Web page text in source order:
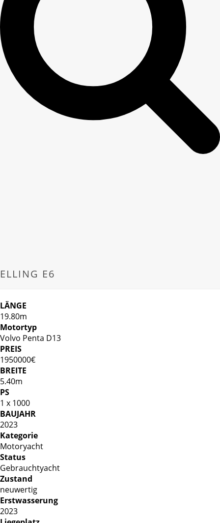
ELLING E6
LÄNGE
19.80m
Motortyp
Volvo Penta D13
PREIS
1950000€
BREITE
5.40m
PS
1 x 1000
BAUJAHR
2023
Kategorie
Motoryacht
Status
Gebrauchtyacht
Zustand
neuwertig
Erstwasserung
2023